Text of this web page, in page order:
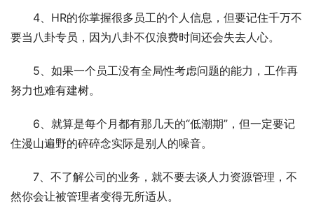
4、HR的你掌握很多员工的个人信息，但要记住千万不
要当八卦专员，因为八卦不仅浪费时间还会失去人心。
5、如果一个员工没有全局性考虑问题的能力，工作再
努力也难有建树。
6、就算是每个月都有那几天的“低潮期”，但一定要记
住漫山遍野的碎碎念实际是别人的噪音。
7、不了解公司的业务，就不要去谈人力资源管理，不
然你会让被管理者变得无所适从。